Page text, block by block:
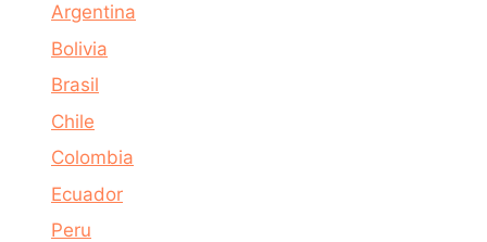
Argentina
Bolivia
Brasil
Chile
Colombia
Ecuador
Peru